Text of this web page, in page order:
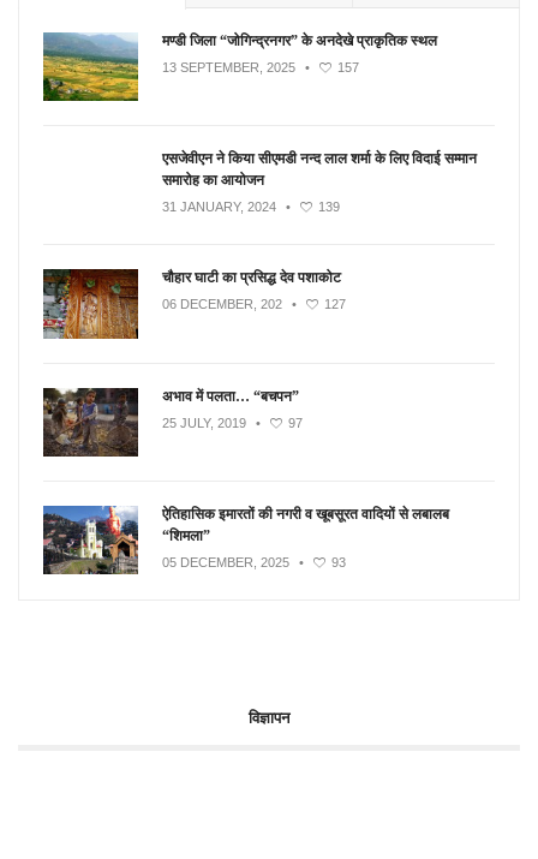
मण्डी जिला “जोगिन्द्रनगर” के अनदेखे प्राकृतिक स्थल
13 SEPTEMBER, 2025 • 157
एसजेवीएन ने किया सीएमडी नन्‍द लाल शर्मा के लिए विदाई सम्मान
समारोह का आयोजन
31 JANUARY, 2024 • 139
चौहार घाटी का प्रसिद्ध देव पशाकोट
06 DECEMBER, 202 • 127
अभाव में पलता… “बचपन”
25 JULY, 2019 • 97
ऐतिहासिक इमारतों की नगरी व खूबसूरत वादियों से लबालब
“शिमला”
05 DECEMBER, 2025 • 93
विज्ञापन